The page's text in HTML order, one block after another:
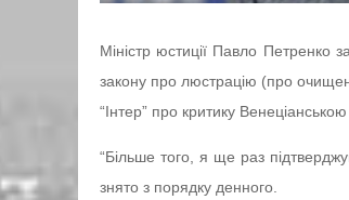
Міністр юстиції Павло Петренко
закону про люстрацію (про
“Інтер” про критику
“Більше того, я ще раз
знято з порядку денного.